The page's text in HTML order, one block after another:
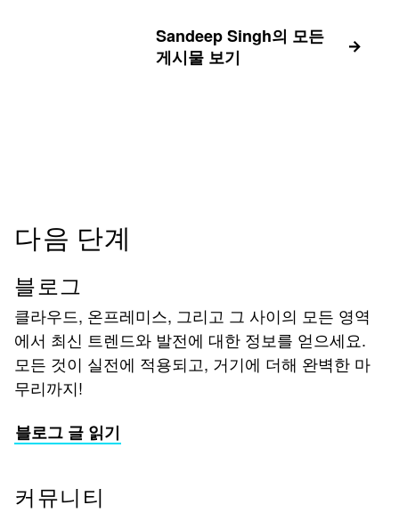
Sandeep Singh의 모든
게시물 보기
다음 단계
블로그
클라우드, 온프레미스, 그리고 그 사이의 모든 영역
에서 최신 트렌드와 발전에 대한 정보를 얻으세요.
모든 것이 실전에 적용되고, 거기에 더해 완벽한 마
무리까지!
블로그 글 읽기
커뮤니티